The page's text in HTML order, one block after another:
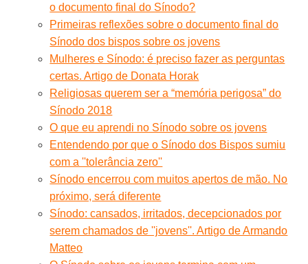
o documento final do Sínodo?
Primeiras reflexões sobre o documento final do
Sínodo dos bispos sobre os jovens
Mulheres e Sínodo: é preciso fazer as perguntas
certas. Artigo de Donata Horak
Religiosas querem ser a “memória perigosa” do
Sínodo 2018
O que eu aprendi no Sínodo sobre os jovens
Entendendo por que o Sínodo dos Bispos sumiu
com a ''tolerância zero''
Sínodo encerrou com muitos apertos de mão. No
próximo, será diferente
Sínodo: cansados, irritados, decepcionados por
serem chamados de ''jovens''. Artigo de Armando
Matteo